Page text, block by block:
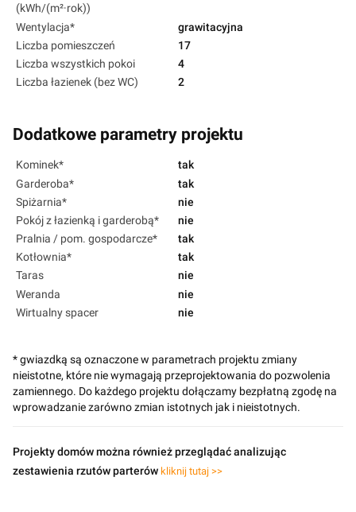
(kWh/(m²·rok))
Wentylacja*
grawitacyjna
Liczba pomieszczeń
17
Liczba wszystkich pokoi
4
Liczba łazienek (bez WC)
2
Dodatkowe parametry projektu
Kominek*
tak
Garderoba*
tak
Spiżarnia*
nie
Pokój z łazienką i garderobą*
nie
Pralnia / pom. gospodarcze*
tak
Kotłownia*
tak
Taras
nie
Weranda
nie
Wirtualny spacer
nie
* gwiazdką są oznaczone w parametrach projektu zmiany
nieistotne, które nie wymagają przeprojektowania do pozwolenia
zamiennego. Do każdego projektu dołączamy bezpłatną zgodę na
wprowadzanie zarówno zmian istotnych jak i nieistotnych.
Projekty domów można również przeglądać analizując
zestawienia rzutów parterów kliknij tutaj >>